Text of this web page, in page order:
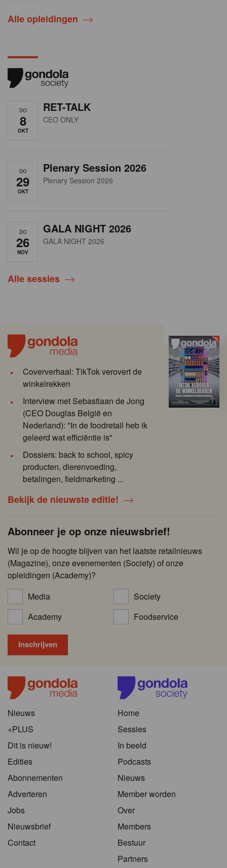
Alle opleidingen
DO
8
OKT
RET-TALK
CEO ONLY
DO
29
OKT
Plenary Session 2026
Plenary Session 2026
DO
26
NOV
GALA NIGHT 2026
GALA NIGHT 2026
Alle sessies
Coververhaal: TikTok verovert de
winkelrekken
Interview met Sebastiaan de Jong
(CEO Douglas België en
Nederland): "In de foodretail heb ik
geleerd wat efficiëntie is"
Dossiers: back to school, spicy
producten, dierenvoeding,
betalingen, fieldmarketing ...
Bekijk de nieuwste editie!
Abonneer je op onze nieuwsbrief!
Wil je op de hoogte blijven van het laatste retailnieuws
(Magazine), onze evenementen (Society) of onze
opleidingen (Academy)?
Media
Society
Academy
Foodservice
Nieuws
+PLUS
Dit is nieuw!
Edities
Abonnementen
Adverteren
Jobs
Nieuwsbrief
Contact
Home
Sessies
In beeld
Podcasts
Nieuws
Member worden
Over
Members
Bestuur
Partners